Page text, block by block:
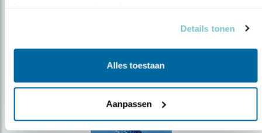
Details tonen
Alles toestaan
Aanpassen